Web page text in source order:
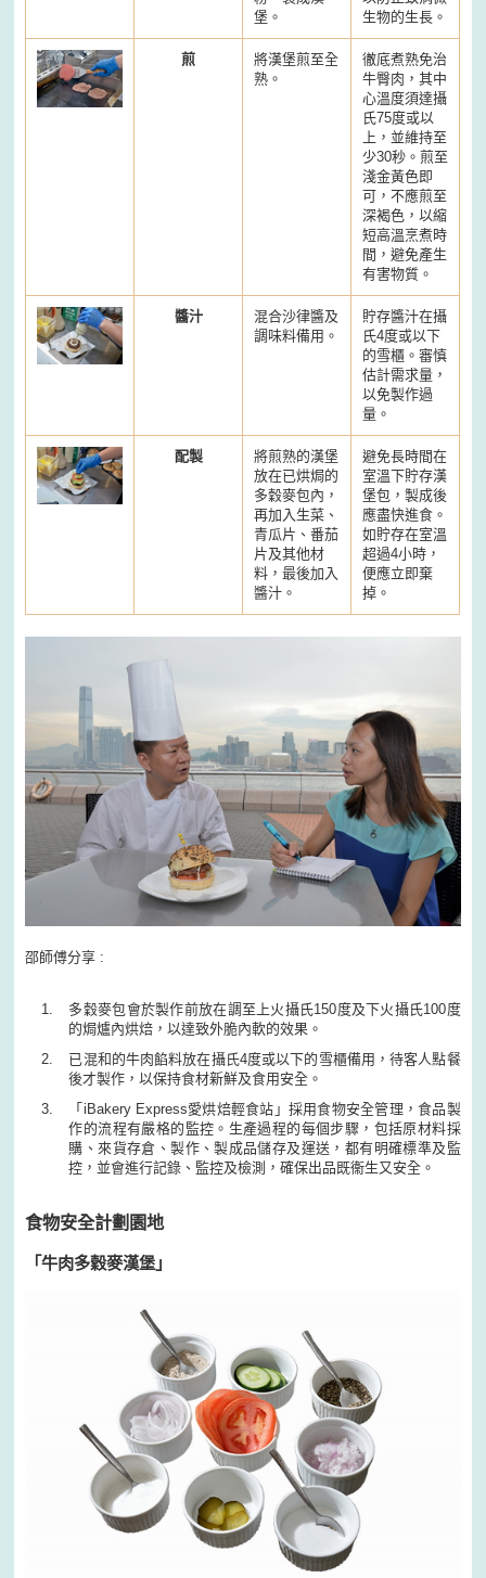
堡。
生物的生長。
煎
將漢堡煎至全
熟。
徹底煮熟免治
牛臀肉，其中
心溫度須達攝
氏75度或以
上，並維持至
少30秒。煎至
淺金黃色即
可，不應煎至
深褐色，以縮
短高溫烹煮時
間，避免產生
有害物質。
醬汁
混合沙律醬及
調味料備用。
貯存醬汁在攝
氏4度或以下
的雪櫃。審慎
估計需求量，
以免製作過
量。
配製
將煎熟的漢堡
放在已烘焗的
多穀麥包內，
再加入生菜、
青瓜片、番茄
片及其他材
料，最後加入
醬汁。
避免長時間在
室溫下貯存漢
堡包，製成後
應盡快進食。
如貯存在室溫
超過4小時，
便應立即棄
掉。
邵師傅分享 :
多穀麥包會於製作前放在調至上火攝氏150度及下火攝氏100度
的焗爐內烘焙，以達致外脆內軟的效果。
已混和的牛肉餡料放在攝氏4度或以下的雪櫃備用，待客人點餐
後才製作，以保持食材新鮮及食用安全。
「iBakery Express愛烘焙輕食站」採用食物安全管理，食品製
作的流程有嚴格的監控。生產過程的每個步驟，包括原材料採
購、來貨存倉、製作、製成品儲存及運送，都有明確標準及監
控，並會進行記錄、監控及檢測，確保出品既衞生又安全。
食物安全計劃園地
「牛肉多穀麥漢堡」